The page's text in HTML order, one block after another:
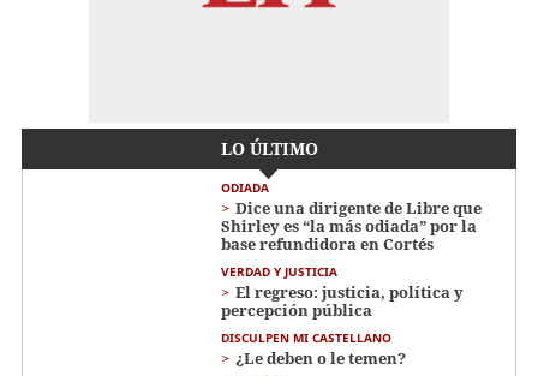
LO ÚLTIMO
ODIADA
Dice una dirigente de Libre que
Shirley es “la más odiada” por la
base refundidora en Cortés
VERDAD Y JUSTICIA
El regreso: justicia, política y
percepción pública
DISCULPEN MI CASTELLANO
¿Le deben o le temen?